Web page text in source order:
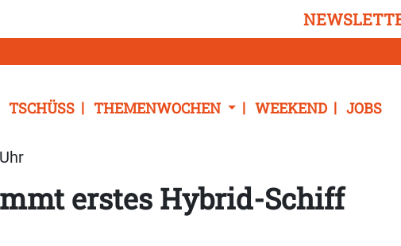
TSCHÜSS THEMENWOCHEN WEEKEND JOBS
erstes Hybrid-Schiff